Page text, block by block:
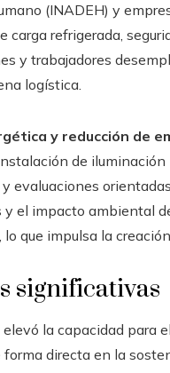
(INADEH) y
refrigerada,
y trabajadores
logística.
y reducción de
de
evaluaciones
el impacto ambiental
que impulsa la
significativas
la capacidad para
directa en la